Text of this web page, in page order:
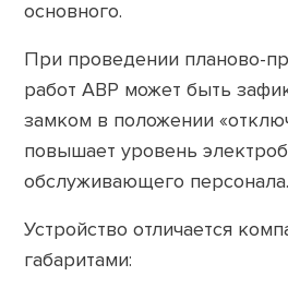
основного.
При проведении планово-
работ АВР может быть
замком в положении
повышает уровень
обслуживающего персонала.
Устройство отличается
габаритами: